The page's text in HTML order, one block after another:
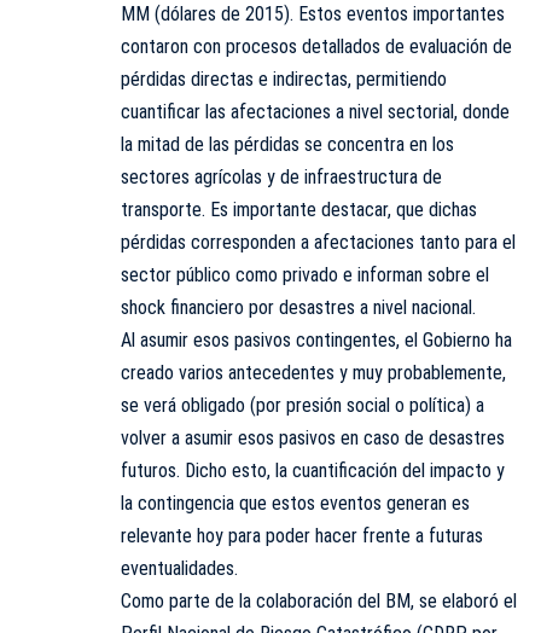
MM (dólares de 2015). Estos eventos importantes
contaron con procesos detallados de evaluación de
pérdidas directas e indirectas, permitiendo
cuantificar las afectaciones a nivel sectorial, donde
la mitad de las pérdidas se concentra en los
sectores agrícolas y de infraestructura de
transporte. Es importante destacar, que dichas
pérdidas corresponden a afectaciones tanto para el
sector público como privado e informan sobre el
shock financiero por desastres a nivel nacional.
Al asumir esos pasivos contingentes, el Gobierno ha
creado varios antecedentes y muy probablemente,
se verá obligado (por presión social o política) a
volver a asumir esos pasivos en caso de desastres
futuros. Dicho esto, la cuantificación del impacto y
la contingencia que estos eventos generan es
relevante hoy para poder hacer frente a futuras
eventualidades.
Como parte de la colaboración del BM, se elaboró el